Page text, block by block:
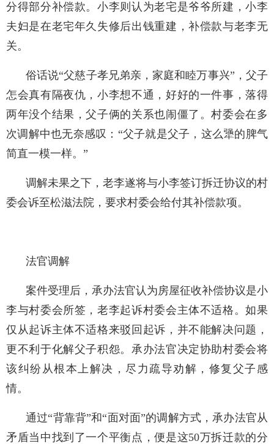
分得部分补偿款。小李则认为老宅是爷爷所建，小李
夫妇是在老宅年久失修后出钱重建，补偿款与老李无
关。
俗话说“父慈子孝兄弟亲，家庭和睦万事兴”，父子
怎会真有隔夜仇，小李想不通，好好的一件事，落得
两年没个结果，父子俩的关系也闹僵了。村委会在多
次调解中也无奈感叹：“父子就是父子，这么犟的脾气
简直一模一样。”
调解未果之下，老李遂将与小李签订拆迁协议的村
委会诉至松滋法院，要求村委会给付其补偿款项。
法官调解
案件受理后，承办法官认为房屋征收补偿协议是小
李与村委会所签，老李起诉村委会主体不适格。如果
仅从起诉主体不适格来驳回起诉，并不能解决问题，
更不利于化解父子积怨。承办法官决定协助村委会将
该纠纷从根本上解决，尽力疏导劝解，修复父子感
情。
通过“背靠背”和“面对面”的调解方式，承办法官从
矛盾当中找到了一个平衡点，便是这50万拆迁款的分